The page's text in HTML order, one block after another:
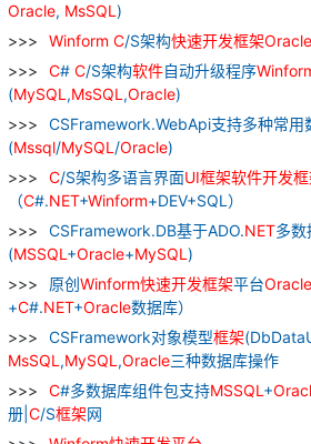
Oracle, MsSQL )
Winform C/S架构快速开发框架Oracle
C# C/S架构软件自动升级程序
(MySQL ,MsSQL ,Oracle)
CSFramework.WebApi支持多种常用
(Mssql/MySQL /Oracle)
C/S架构多语言界面UI框架软件开发
（C#.NET+Winform+DEV+SQL）
CSFramework.DB基于ADO.NET多数
(MSSQL +Oracle+MySQL )
原创Winform快速开发框架平台Oracle
+C#.NET+Oracle数据库）
CSFramework对象模型框架
MsSQL ,MySQL ,Oracle三种数据库操作
C#多数据库组件包支持MSSQL +
册| C/S框架网